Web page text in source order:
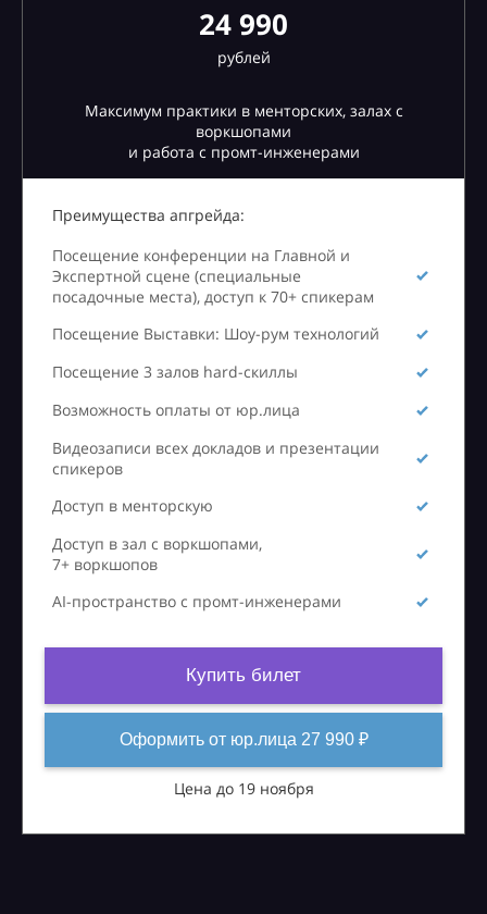
24 990
рублей
Максимум практики в менторских, залах с
воркшопами
и работа с промт-инженерами
Преимущества апгрейда:
Посещение конференции на Главной и
Экспертной сцене (специальные
посадочные места), доступ к 70+ спикерам
Посещение Выставки: Шоу-рум технологий
Посещение 3 залов hard-скиллы
Возможность оплаты от юр.лица
Видеозаписи всех докладов и презентации
спикеров
Доступ в менторскую
Доступ в зал с воркшопами,
7+ воркшопов
AI-пространство с промт-инженерами
Купить билет
Оформить от юр.лица 27 990 ₽
Цена до 19 ноября